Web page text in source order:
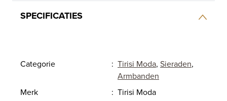
SPECIFICATIES
Categorie : Tirisi Moda, Sieraden,
Armbanden
Merk
: Tirisi Moda